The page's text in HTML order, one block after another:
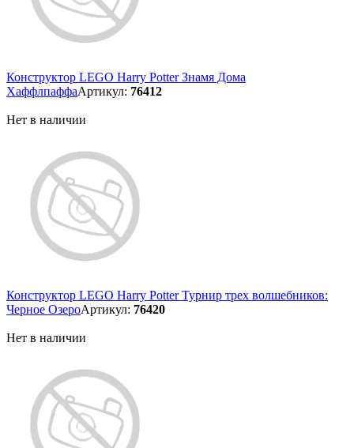
Конструктор LEGO Harry Potter Знамя Дома
ХаффлпаффаАртикул: 76412
Нет в наличии
Конструктор LEGO Harry Potter Турнир трех волшебников:
Черное ОзероАртикул: 76420
Нет в наличии